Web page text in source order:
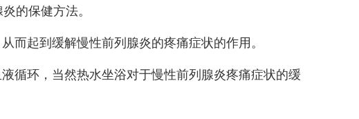
的保健方法。
而起到缓解慢性前列腺炎的疼痛症状的作用。
循环，当然热水坐浴对于慢性前列腺炎疼痛症状的缓